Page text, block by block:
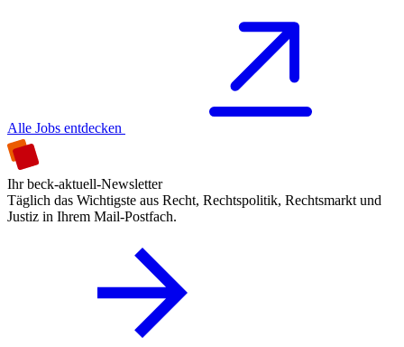
Alle Jobs entdecken
Ihr beck-aktuell-Newsletter
Täglich das Wichtigste aus Recht, Rechtspolitik, Rechtsmarkt und
Justiz in Ihrem Mail-Postfach.